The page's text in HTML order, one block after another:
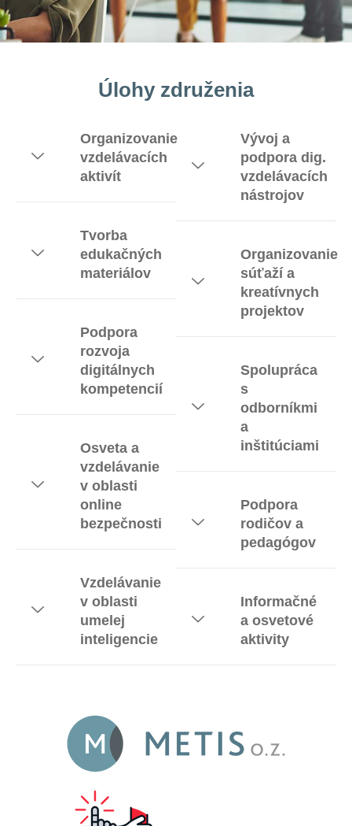
Úlohy združenia
Organizovanie
vzdelávacích
aktivít
Tvorba
edukačných
materiálov
Podpora
rozvoja
digitálnych
kompetencií
Osveta a
vzdelávanie
v oblasti
online
bezpečnosti
Vzdelávanie
v oblasti
umelej
inteligencie
Vývoj a
podpora dig.
vzdelávacích
nástrojov
Organizovanie
súťaží a
kreatívnych
projektov
Spolupráca
s
odborníkmi
a
inštitúciami
Podpora
rodičov a
pedagógov
Informačné
a osvetové
aktivity